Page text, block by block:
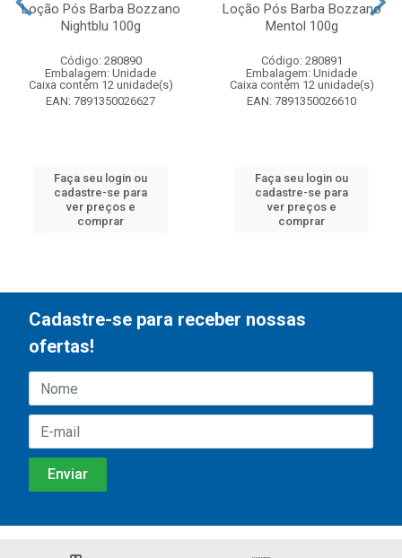
Loção Pós Barba Bozzano
Nightblu 100g
Código: 280890
Embalagem: Unidade
Caixa contém 12 unidade(s)
EAN: 7891350026627
Faça seu login ou
cadastre-se para
ver preços e
comprar
Loção Pós Barba Bozzano
Mentol 100g
Código: 280891
Embalagem: Unidade
Caixa contém 12 unidade(s)
EAN: 7891350026610
Faça seu login ou
cadastre-se para
ver preços e
comprar
Cadastre-se para receber nossas
ofertas!